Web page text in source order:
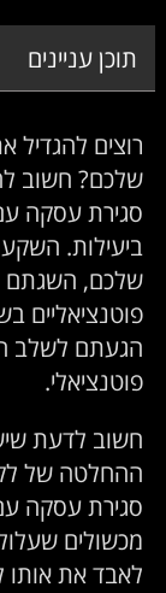
תוכן עניינים
רוצים
שלכם? חשוב
סגירת עסקה
ביעילות.
שלכם, השגתם
פוטנציאליים
הגעתם לשלב
פוטנציאלי.
חשוב לדעת
ההחלטה של
סגירת עסקה
מכשולים
לאבד את אותו